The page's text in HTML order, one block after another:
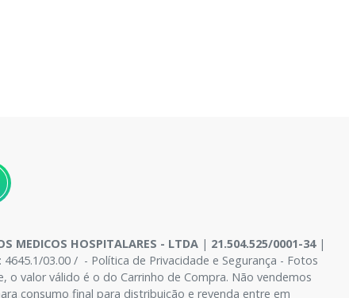
MEDICOS HOSPITALARES - LTDA | 21.504.525/0001-34|
03.00 / - Política de Privacidade e Segurança - Fotos
valor válido é o do Carrinho de Compra. Não vendemos
consumo final para distribuição e revenda entre em